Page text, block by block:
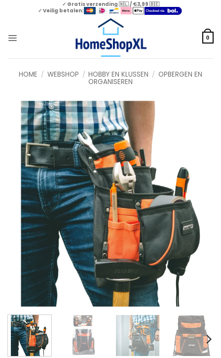
✓ Gratis verzending 🇳🇱 / €3,99 🇧🇪
✓ Veilig betalen:
0
HOME / WEBSHOP / HOBBY EN KLUSSEN / OPBERGEN EN
ORGANISEREN